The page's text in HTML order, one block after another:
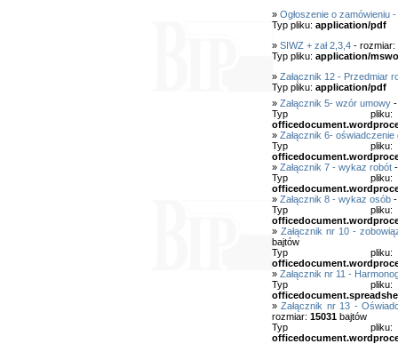
» Ogłoszenie o zamówieniu
Typ pliku: application/pdf
» SIWZ + zał 2,3,4- rozmiar:
Typ pliku: application/
» Załącznik 12 - Przedmiar
Typ pliku: application/pdf
» Załącznik 5- wzór umowy-
Typ
» Załącznik 6- oświadczenie
Typ
» Załącznik 7 - wykaz robót-
Typ
» Załącznik 8 - wykaz osób-
Typ
» Załącznik nr 10 -
bajtów
Typ
» Załącznik nr 11 -
Typ
»Załącznik nr 13 -
rozmiar: 15031bajtów
Typ